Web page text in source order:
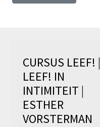
CURSUS LEEF! |
LEEF! IN
INTIMITEIT |
ESTHER
VORSTERMAN